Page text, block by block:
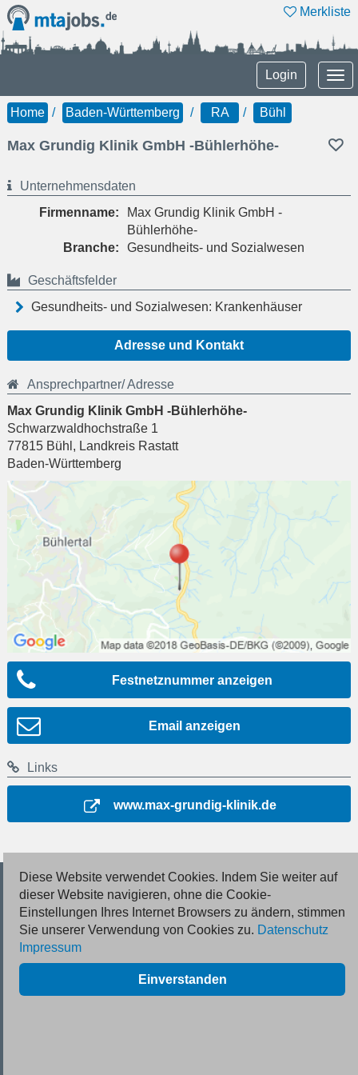
Merkliste
Login
Home Baden-Württemberg RA Bühl
Max Grundig Klinik GmbH -Bühlerhöhe-
Unternehmensdaten
Firmenname:
Max Grundig Klinik GmbH -
Bühlerhöhe-
Branche:
Gesundheits- und Sozialwesen
Geschäftsfelder
Gesundheits- und Sozialwesen: Krankenhäuser
Adresse und Kontakt
Ansprechpartner/ Adresse
Max Grundig Klinik GmbH -Bühlerhöhe-
Schwarzwaldhochstraße 1
77815 Bühl , Landkreis Rastatt
Baden-Württemberg
Festnetznummer anzeigen
Email anzeigen
Links
www.max-grundig-klinik.de
© 2026 Deutsche Jobmarkt GmbH
Inserieren
Kontakt
Diese Website verwendet Cookies. Indem Sie weiter auf
dieser Website navigieren, ohne die Cookie-
Einstellungen Ihres Internet Browsers zu ändern, stimmen
Sie unserer Verwendung von Cookies zu. Datenschutz
Impressum
Einverstanden